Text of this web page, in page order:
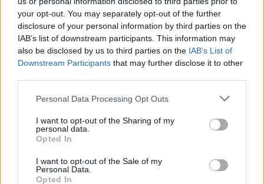
your opt-out. You may separately opt-out of the further
disclosure of your personal information by third parties on the
IAB’s list of downstream participants. This information may
also be disclosed by us to third parties on the IAB’s List of
Downstream Participants that may further disclose it to other
Personal Data Processing Opt Outs
I want to opt-out of the Sharing of my
personal data.
Opted In
I want to opt-out of the Sale of my
Personal Data.
Opted In
Délutánonként arról olvashattok, hogy mit gondolnak a tanárok és
a vizsgázók a feladatsorokról, és persze ti is leírhatjátok
véleményeteket kommentben, sőt a szaktanároktól is kérdezhettek.
Ha elsőként szeretnétek megkapni a megoldásokat,lájkoljátok
Facebook-oldalunkat,itt pedig feliratkozhattok hírlevelünkre. A